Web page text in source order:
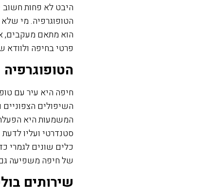
היבט לא פחות
הטופוגרפיה. מי
הוא מתאם מעקבים,
פרטי בחיפה ולוודא
חיפה היא עיר עם
השיפולים
המשמעות היא
סטנדרטי ועליו
כלים שונים לגמרי
של חיפה משפיעה גם
שירותים